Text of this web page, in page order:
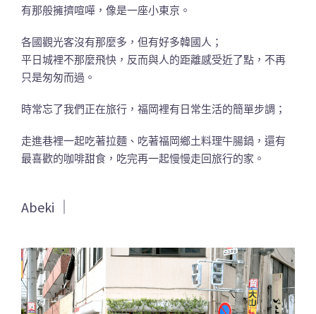
有那般擁擠喧嘩，像是一座小東京。
各國觀光客沒有那麼多，但有好多韓國人；
平日城裡不那麼飛快，反而與人的距離感受近了點，不再
只是匆匆而過。
時常忘了我們正在旅行，福岡裡有日常生活的簡單步調；
走進巷裡一起吃著拉麵、吃著福岡鄉土料理牛腸鍋，還有
最喜歡的咖啡甜食，吃完再一起慢慢走回旅行的家。
Abeki ｜